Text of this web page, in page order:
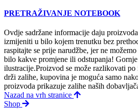
PRETRAŽIVANJE NOTEBOOK
Ovdje sadržane informacije daju
izmijeniti u bilo kojem trenutku bez
raspitajte se prije narudžbe, jer ne
bilo kakve promjene ili odstupanja!
ilustracije.Proizvod se može razlikovati
drži zalihe, kupovina je moguća samo
proizvoda prikazuje zalihe naših
Nazad na vrh stranice
Shop